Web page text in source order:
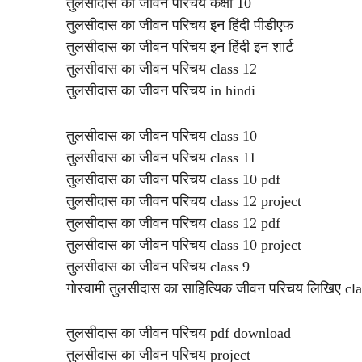
तुलसीदास का जीवन परिचय इन हिंदी पीडीएफ
तुलसीदास का जीवन परिचय इन हिंदी इन शार्ट
तुलसीदास का जीवन परिचय class 12
तुलसीदास का जीवन परिचय in hindi
तुलसीदास का जीवन परिचय class 10
तुलसीदास का जीवन परिचय class 11
तुलसीदास का जीवन परिचय class 10 pdf
तुलसीदास का जीवन परिचय class 12 project
तुलसीदास का जीवन परिचय class 12 pdf
तुलसीदास का जीवन परिचय class 10 project
तुलसीदास का जीवन परिचय class 9
गोस्वामी तुलसीदास का साहित्यिक जीवन परिचय लिखिए
तुलसीदास का जीवन परिचय pdf download
तुलसीदास का जीवन परिचय project